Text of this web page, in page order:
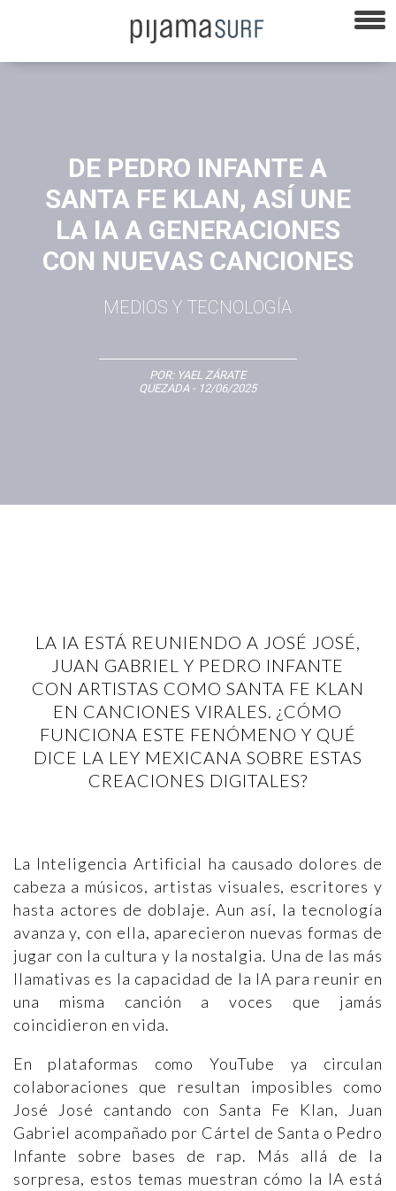
DE PEDRO INFANTE A
SANTA FE KLAN, ASÍ UNE
LA IA A GENERACIONES
CON NUEVAS CANCIONES
MEDIOS Y TECNOLOGÍA
POR: YAEL ZÁRATE
QUEZADA - 12/06/2025
LA IA ESTÁ REUNIENDO A JOSÉ JOSÉ,
JUAN GABRIEL Y PEDRO INFANTE
CON ARTISTAS COMO SANTA FE KLAN
EN CANCIONES VIRALES. ¿CÓMO
FUNCIONA ESTE FENÓMENO Y QUÉ
DICE LA LEY MEXICANA SOBRE ESTAS
CREACIONES DIGITALES?
La Inteligencia Artificial ha causado dolores de
cabeza a músicos, artistas visuales, escritores y
hasta actores de doblaje. Aun así, la tecnología
avanza y, con ella, aparecieron nuevas formas de
jugar con la cultura y la nostalgia. Una de las más
llamativas es la capacidad de la IA para reunir en
una misma canción a voces que jamás
coincidieron en vida.
En plataformas como YouTube ya circulan
colaboraciones que resultan imposibles como
José José cantando con Santa Fe Klan, Juan
Gabriel acompañado por Cártel de Santa o Pedro
Infante sobre bases de rap. Más allá de la
sorpresa, estos temas muestran cómo la IA está